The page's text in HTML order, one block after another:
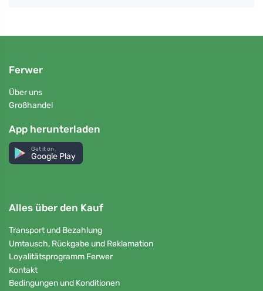
Ferwer
Über uns
Großhandel
App herunterladen
Get it on
Google Play
Alles über den Kauf
Transport und Bezahlung
Umtausch, Rückgabe und Reklamation
Loyalitätsprogramm Ferwer
Kontakt
Bedingungen und Konditionen